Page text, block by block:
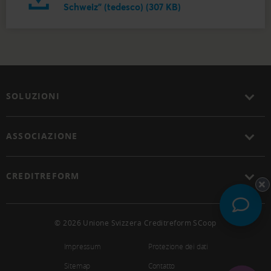
Schweiz" (tedesco) (307 KB)
SOLUZIONI
ASSOCIAZIONE
CREDITREFORM
© 2026 Unione Svizzera Creditreform SCoop
Impressum
Protezione dei dati
Sitemap
Contatto